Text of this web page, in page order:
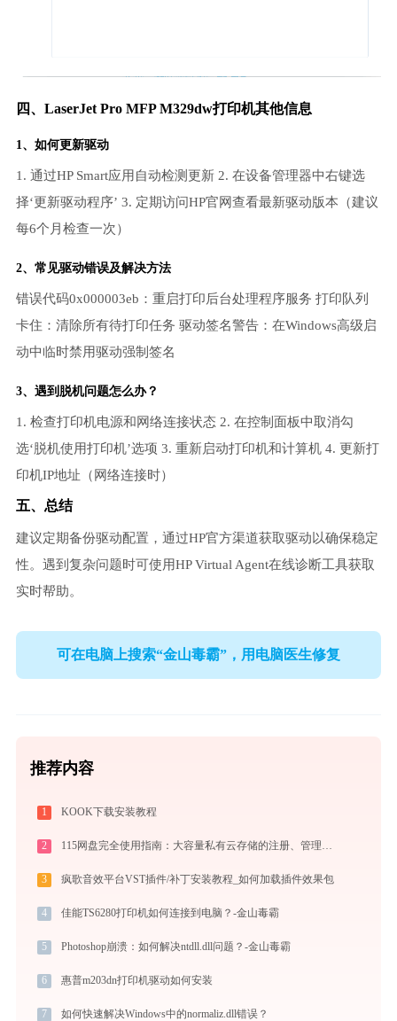
四、LaserJet Pro MFP M329dw打印机其他信息
1、如何更新驱动
1. 通过HP Smart应用自动检测更新 2. 在设备管理器中右键选
择‘更新驱动程序’ 3. 定期访问HP官网查看最新驱动版本（建议
每6个月检查一次）
2、常见驱动错误及解决方法
错误代码0x000003eb：重启打印后台处理程序服务 打印队列
卡住：清除所有待打印任务 驱动签名警告：在Windows高级启
动中临时禁用驱动强制签名
3、遇到脱机问题怎么办？
1. 检查打印机电源和网络连接状态 2. 在控制面板中取消勾
选‘脱机使用打印机’选项 3. 重新启动打印机和计算机 4. 更新打
印机IP地址（网络连接时）
五、总结
建议定期备份驱动配置，通过HP官方渠道获取驱动以确保稳定
性。遇到复杂问题时可使用HP Virtual Agent在线诊断工具获取
实时帮助。
可在电脑上搜索“金山毒霸”，用电脑医生修复
推荐内容
1 KOOK下载安装教程
2 115网盘完全使用指南：大容量私有云存储的注册、管理与分享全攻略（2026最新）
3 疯歌音效平台VST插件/补丁安装教程_如何加载插件效果包
4 佳能TS6280打印机如何连接到电脑？-金山毒霸
5 Photoshop崩溃：如何解决ntdll.dll问题？-金山毒霸
6 惠普m203dn打印机驱动如何安装
7 如何快速解决Windows中的normaliz.dll错误？